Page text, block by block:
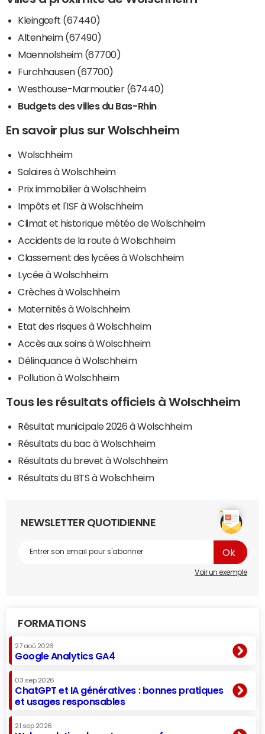
Kleingœft (67440)
Altenheim (67490)
Maennolsheim (67700)
Furchhausen (67700)
Westhouse-Marmoutier (67440)
Budgets des villes du Bas-Rhin
En savoir plus sur Wolschheim
Wolschheim
Salaires à Wolschheim
Prix immobilier à Wolschheim
Impôts et l'ISF à Wolschheim
Climat et historique météo de Wolschheim
Accidents de la route à Wolschheim
Classement des lycées à Wolschheim
Lycée à Wolschheim
Crèches à Wolschheim
Maternités à Wolschheim
Etat des risques à Wolschheim
Accès aux soins à Wolschheim
Délinquance à Wolschheim
Pollution à Wolschheim
Tous les résultats officiels à Wolschheim
Résultat municipale 2026 à Wolschheim
Résultats du bac à Wolschheim
Résultats du brevet à Wolschheim
Résultats du BTS à Wolschheim
NEWSLETTER QUOTIDIENNE
Voir un exemple
FORMATIONS
27 aoû 2026
Google Analytics GA4
03 sep 2026
ChatGPT et IA génératives : bonnes pratiques
et usages responsables
21 sep 2026